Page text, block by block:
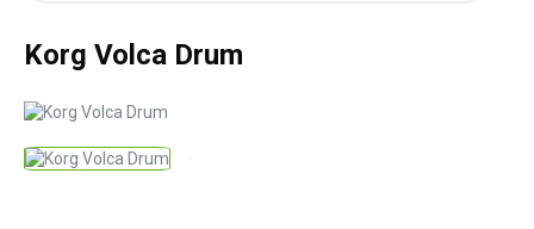
Korg Volca Drum